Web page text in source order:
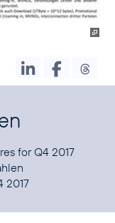
for Q4 2017
2017